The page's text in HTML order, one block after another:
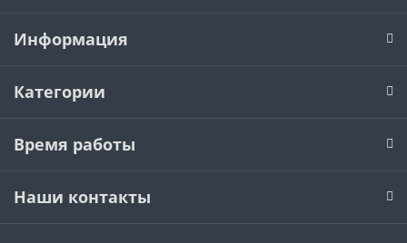
Информация
Категории
Время работы
Наши контакты